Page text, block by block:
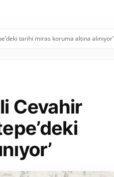
tarihi miras koruma altına alınıyor’
Cevahir